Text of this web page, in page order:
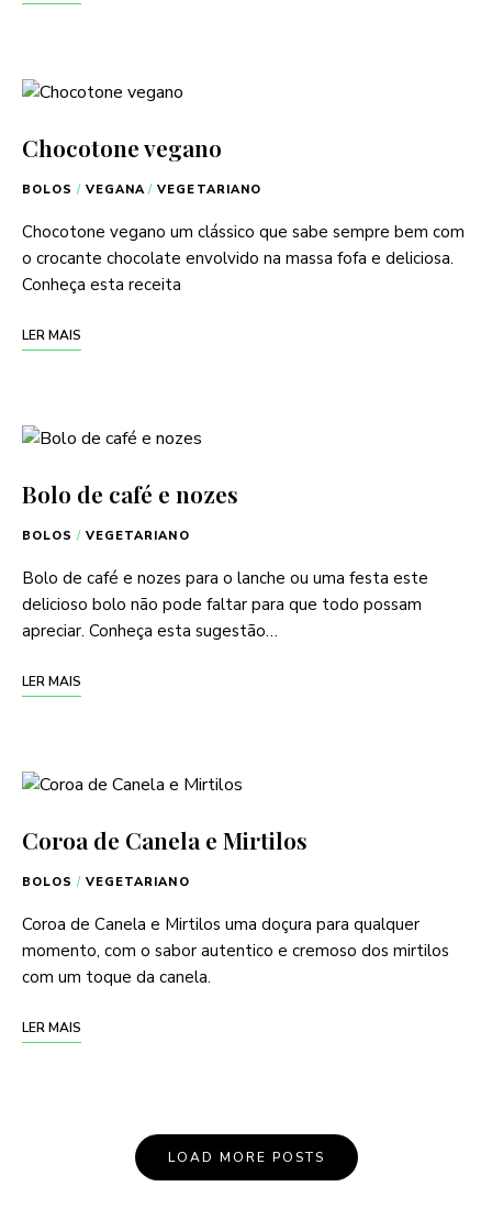
Chocotone vegano
BOLOS / VEGANA / VEGETARIANO
Chocotone vegano um clássico que sabe sempre bem com
o crocante chocolate envolvido na massa fofa e deliciosa.
Conheça esta receita
LER MAIS
Bolo de café e nozes
BOLOS / VEGETARIANO
Bolo de café e nozes para o lanche ou uma festa este
delicioso bolo não pode faltar para que todo possam
apreciar. Conheça esta sugestão…
LER MAIS
Coroa de Canela e Mirtilos
BOLOS / VEGETARIANO
Coroa de Canela e Mirtilos uma doçura para qualquer
momento, com o sabor autentico e cremoso dos mirtilos
com um toque da canela.
LER MAIS
LOAD MORE POSTS